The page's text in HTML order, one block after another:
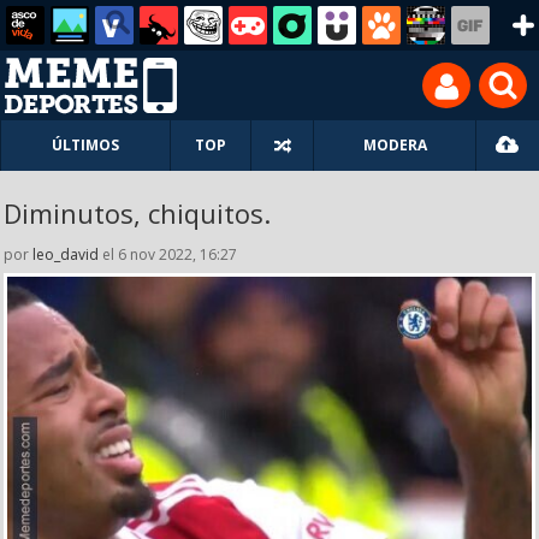
ÚLTIMOS TOP MODERA
Diminutos, chiquitos.
por leo_david el 6 nov 2022, 16:27